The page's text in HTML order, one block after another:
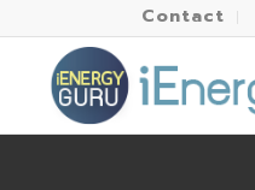
Contact